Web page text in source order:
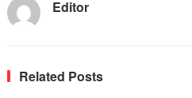
Editor
Related Posts